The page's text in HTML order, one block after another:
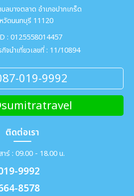
ลบางตลาด อำเภอปากเกร็ด
วัดนนทบุรี 11120
: 0125558014457
จนำเที่ยวเลขที่ : 11/10894
019-9992
ติดต่อเรา
าร์ : 09.00 - 18.00 น.
9992
8578